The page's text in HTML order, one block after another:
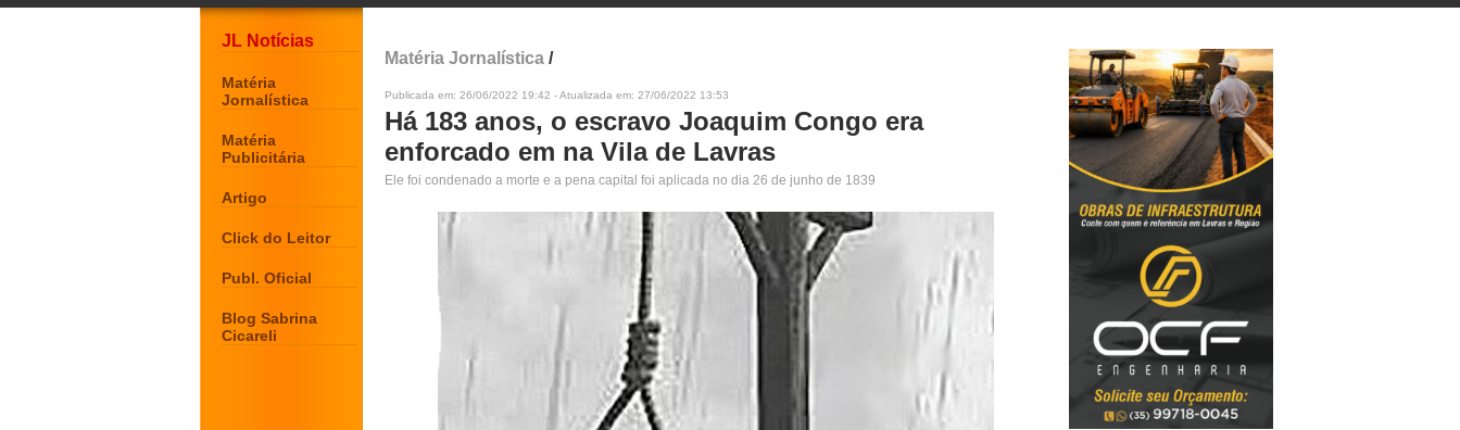
JL Notícias
Matéria
Jornalística
Matéria
Publicitária
Artigo
Click do Leitor
Publ. Oficial
Blog Sabrina
Cicareli
Matéria Jornalística /
Publicada em: 26/06/2022 19:42 - Atualizada em: 27/06/2022 13:53
Há 183 anos, o escravo Joaquim Congo era
enforcado em na Vila de Lavras
Ele foi condenado a morte e a pena capital foi aplicada no dia 26 de junho de 1839